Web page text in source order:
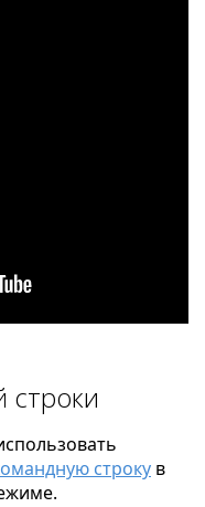
строки
строку в